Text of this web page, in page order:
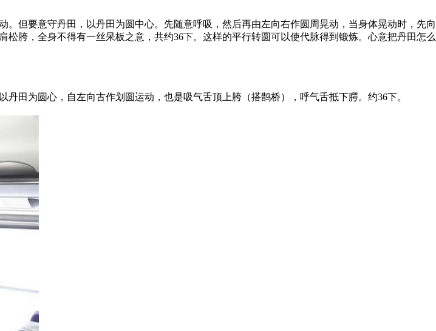
要意守丹田，以丹田为圆中心。先随意呼吸，然后再由左向右作圆周晃动，当身体晃动时，先向
胯，全身不得有一丝呆板之意，共约36下。这样的平行转圆可以使代脉得到锻炼。心意把丹田怎么
为圆心，自左向古作划圆运动，也是吸气舌顶上胯（搭鹊桥），呼气舌抵下腭。约36下。